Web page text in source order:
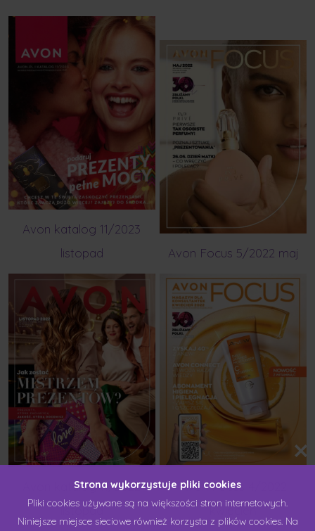
Avon katalog 11/2023
listopad
Avon katalog 11/2022
listopad
Avon Focus 5/2022 maj
Avon Focus 4/2022
kwiecień
Strona wykorzystuje pliki cookies
Pliki cookies używane są na większości stron internetowych.
Niniejsze miejsce sieciowe również korzysta z plików cookies. Na